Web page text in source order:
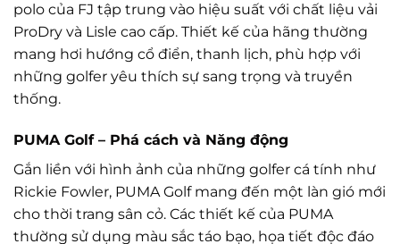
polo của FJ tập trung vào hiệu suất với chất liệu vải
ProDry và Lisle cao cấp. Thiết kế của hãng thường
mang hơi hướng cổ điển, thanh lịch, phù hợp với
những golfer yêu thích sự sang trọng và truyền
thống.
PUMA Golf – Phá cách và Năng động
Gắn liền với hình ảnh của những golfer cá tính như
Rickie Fowler, PUMA Golf mang đến một làn gió mới
cho thời trang sân cỏ. Các thiết kế của PUMA
thường sử dụng màu sắc táo bạo, họa tiết độc đáo